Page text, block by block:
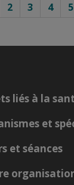
2 3 4 5
liés à la
et
et séances